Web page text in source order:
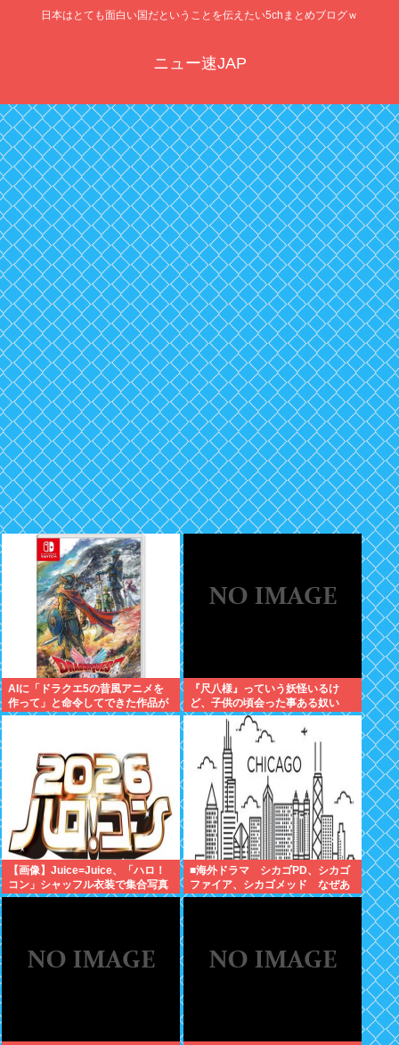
日本はとても面白い国だということを伝えたい5chまとめブログｗ
ニュー速JAP
AIに「ドラクエ5の昔風アニメを
作って」と命令してできた作品が
これ、感想よろ
『尺八様』っていう妖怪いるけ
ど、子供の頃会った事ある奴い
る？？
【画像】Juice=Juice、「ハロ！
コン」シャッフル衣装で集合写真
■海外ドラマ シカゴPD、シカゴ
ファイア、シカゴメッド なぜあ
の人は、あそこまで背負うのか